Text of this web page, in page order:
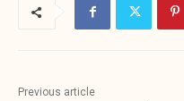
Previous article